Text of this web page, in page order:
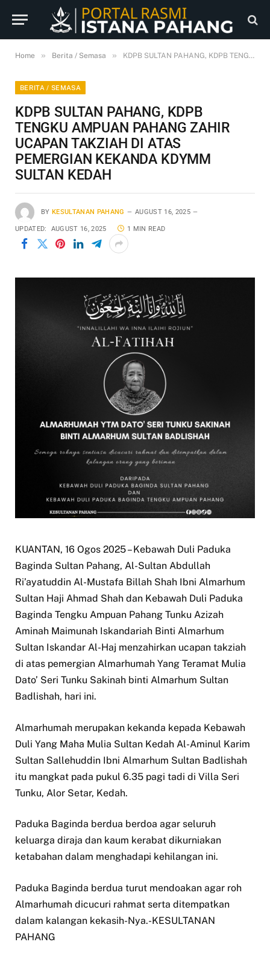
Home » Berita / Semasa » KDPB SULTAN PAHANG, KDPB TENGKU AMPUAN PAHANG ZAHIR UCAPAN TAKZIAH DI ATAS PEMERGIAN KEKANDA KDYMM SULTAN KEDAH
BERITA / SEMASA
KDPB SULTAN PAHANG, KDPB
TENGKU AMPUAN PAHANG ZAHIR
UCAPAN TAKZIAH DI ATAS
PEMERGIAN KEKANDA KDYMM
SULTAN KEDAH
BY KESULTANAN PAHANG AUGUST 16, 2025
UPDATED: AUGUST 16, 2025 1 MIN READ
KUANTAN, 16 Ogos 2025 – Kebawah Duli Paduka
Baginda Sultan Pahang, Al-Sultan Abdullah
Ri’ayatuddin Al-Mustafa Billah Shah Ibni Almarhum
Sultan Haji Ahmad Shah dan Kebawah Duli Paduka
Baginda Tengku Ampuan Pahang Tunku Azizah
Aminah Maimunah Iskandariah Binti Almarhum
Sultan Iskandar Al-Haj menzahirkan ucapan takziah
di atas pemergian Almarhumah Yang Teramat Mulia
Dato’ Seri Tunku Sakinah binti Almarhum Sultan
Badlishah, hari ini.
Almarhumah merupakan kekanda kepada Kebawah
Duli Yang Maha Mulia Sultan Kedah Al-Aminul Karim
Sultan Sallehuddin Ibni Almarhum Sultan Badlishah
itu mangkat pada pukul 6.35 pagi tadi di Villa Seri
Tunku, Alor Setar, Kedah.
Paduka Baginda berdua berdoa agar seluruh
keluarga diraja dan kaum kerabat dikurniakan
ketabahan dalam menghadapi kehilangan ini.
Paduka Baginda berdua turut mendoakan agar roh
Almarhumah dicucuri rahmat serta ditempatkan
dalam kalangan kekasih-Nya.-KESULTANAN
PAHANG